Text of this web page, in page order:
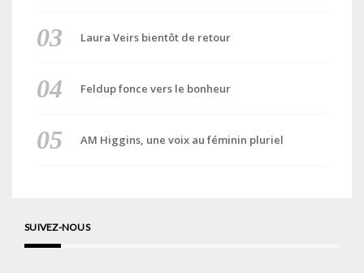
Laura Veirs bientôt de retour
Feldup fonce vers le bonheur
AM Higgins, une voix au féminin pluriel
SUIVEZ-NOUS